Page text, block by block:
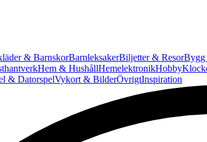
& BarnskorBarnleksakerBiljetter & ResorBygg
Hem & HushållHemelektronikHobby
& DatorspelVykort & BilderÖvrigtInspiration